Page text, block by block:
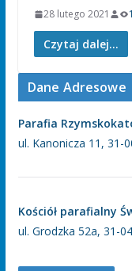
28 lutego 2021
Czytaj dalej...
Dane Adresowe
Parafia
ul. Kanonicza 11, 31-
Kościół parafialny
ul. Grodzka 52a, 31-